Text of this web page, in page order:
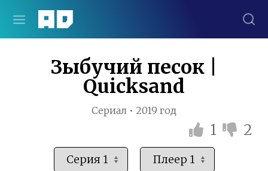
Зыбучий песок |
Quicksand
Сериал • 2019 год
1 2